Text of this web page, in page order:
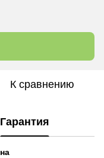
К сравнению
Гарантия
на